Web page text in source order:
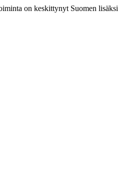
on keskittynyt Suomen lisäksi